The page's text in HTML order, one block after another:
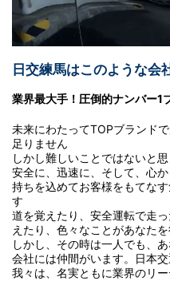
日交練馬はこのような会
業界最大手！圧倒的ナンバー1
未来にわたってTOPブランド
足りません
しかし難しいことではないと
安全に、迅速に、そして、心
持ちを込めてお客様をもてな
す
道を覚えたり、安全運転で走
えたり、色々なことがあなた
しかし、その時は一人でも、
会社には仲間がいます。日本
我々は、名実ともに業界のリ